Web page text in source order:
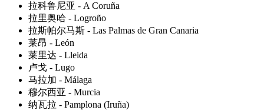
拉科鲁尼亚 - A Coruña
拉里奥哈 - Logroño
拉斯帕尔马斯 - Las Palmas de Gran Canaria
莱昂 - León
莱里达 - Lleida
卢戈 - Lugo
马拉加 - Málaga
穆尔西亚 - Murcia
纳瓦拉 - Pamplona (Iruña)